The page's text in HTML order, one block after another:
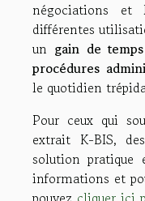
négociations et
différentes
un gain de temps
procédures
le quotidien
Pour ceux qui
extrait K-BIS,
solution pratique
informations et